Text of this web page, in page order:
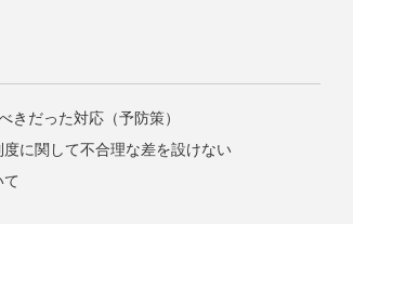
だった対応（予防策）
度に関して不合理な差を設けない